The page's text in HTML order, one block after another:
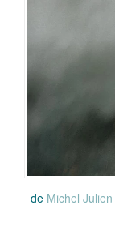
de Michel Julien